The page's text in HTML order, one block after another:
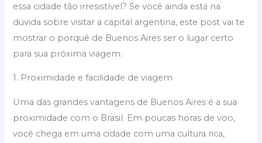
essa cidade tão irresistível? Se você ainda está na
dúvida sobre visitar a capital argentina, este post vai te
mostrar o porquê de Buenos Aires ser o lugar certo
para sua próxima viagem.
1. Proximidade e facilidade de viagem
Uma das grandes vantagens de Buenos Aires é a sua
proximidade com o Brasil. Em poucas horas de voo,
você chega em uma cidade com uma cultura rica,